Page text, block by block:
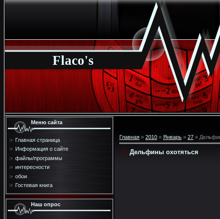
Flaco's
Меню сайта
Главная страница
Информация о сайте
файлы/программы
интересности
обои
Гостевая книга
Наш опрос
Главная » 2010 » Январь » 27 »
Дельфины охотяться